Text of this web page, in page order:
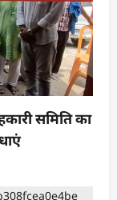
समिति का